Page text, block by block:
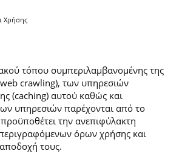
Χρήσης
τόπου συμπεριλαμβανομένης της
crawling), των υπηρεσιών
(caching) αυτού καθώς και
υπηρεσιών παρέχονται από το
την ανεπιφύλακτη
όρων χρήσης και
τους.